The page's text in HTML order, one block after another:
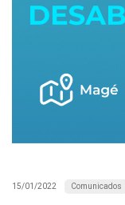
15/01/2022 Comunicados